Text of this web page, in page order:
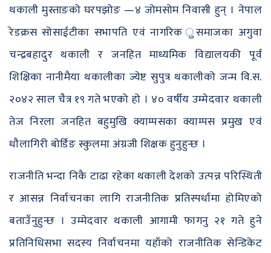
थकाली मुस्ताङको घरपझोङ —४ जोमसोम निवासी हुन् । नेपाल
रेडक्रस सोसाईटीका सभापति एवं नागरिक ुसमाजका अगुवा
चन्द्रबहादुर थकाली र जनहित माध्यमिक विद्यालयकी पूर्व
शिक्षिका नानीमैया थकालीका ज्येष्ट सुपुत्र थकालीको जन्म वि.स.
२०४२ साल चैत्र १९ गते भएको हो । ४० वर्षीय उम्मेदवार थकाली
तेज निरला जनहित बहुमुखि क्याम्पसका क्याम्पस प्रमुख एवं
धौलागिरी बोर्डिङ स्कुलमा अंग्रजी शिक्षक हुनुहुन्छ ।
राजनीति भन्दा निकै टाढा रहेका थकाली देशको उत्पन्न परिस्थिती
र आसन्न निर्वाचनका लागि राजनीतिक प्रतिस्पर्धामा होमिएको
बताउँनुहुन्छ । उम्मेदवार थकाली आगामी फागनु २१ गते हुने
प्रतिनिधिसभा सदस्य निर्वाचनमा यहाँको राजनीतिक सेन्डिकेट